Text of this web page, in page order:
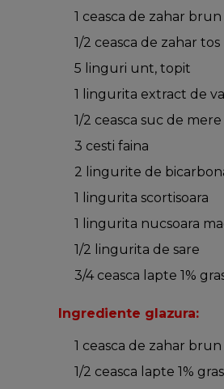
1 ceasca de zahar brun
1/2 ceasca de zahar tos
5 linguri unt, topit
1 lingurita extract de
1/2 ceasca suc de mere
3 cesti faina
2 lingurite de
1 lingurita scortisoara
1 lingurita nucsoara
1/2 lingurita de sare
3/4 ceasca lapte 1%
Ingrediente glazura:
1 ceasca de zahar brun
1/2 ceasca lapte 1%